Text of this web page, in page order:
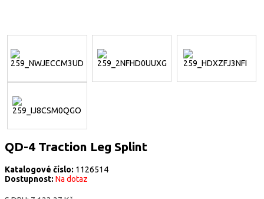
QD-4 Traction Leg Splint
Katalogové číslo: 1126514
Dostupnost: Na dotaz